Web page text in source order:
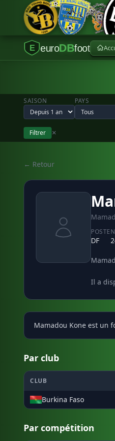
E euroDBfoot
SAISON PAYS
Filtrer ✕
← Retour
POSTE
DF
Il a
Mamadou Kone est un
Par club
CLUB
Burkina Faso
Par compétition